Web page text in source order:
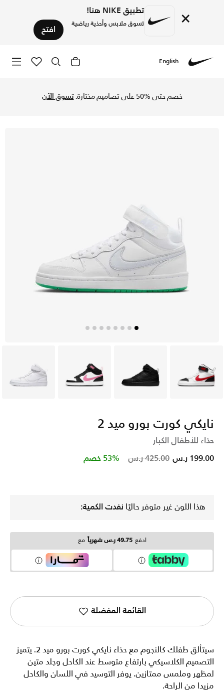
× تطبيق NIKE هنا!
تسوق ملابس وأحذية رياضية افتح
English
خصم حتى %50 على تصاميم مختارة. تسوق الآن
أبيض أسود أبيض أبيض
نايكي كورت بورو ميد 2
حذاء للأطفال الكبار
Price reduced from
425.00 ر.س to 199.00 ر.س 53% خصم
هذا اللون غير متوفر حاليًا نفدت الكمية:
ادفع 49.75 ر.س شهرياً مع
القائمة المفضلة
سيتألق طفلك كالنجوم مع حذاء نايكي كورت بورو ميد 2. يتميز
التصميم الكلاسيكي بارتفاع متوسط عند الكاحل وجلد متين
لمظهر وملمس ممتازين. يوفر التوسيد في اللسان والكاحل
مزيدا من الراحة.